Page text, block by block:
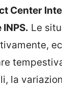
Center
Le
la